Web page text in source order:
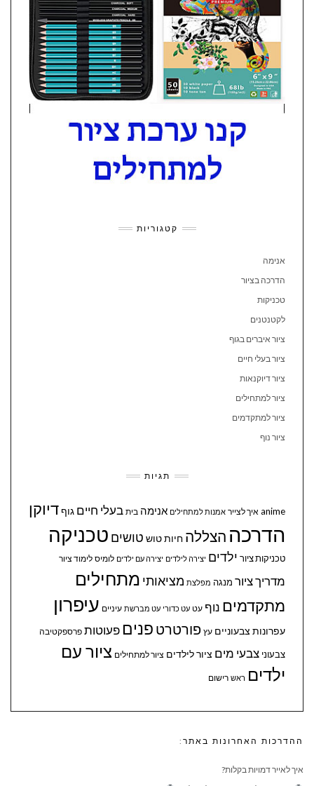
קטגוריות
אנימה
הדרכה בציור
טכניקות
לקטנטנים
ציור איברים בגוף
ציור בעלי חיים
ציור דיוקנאות
ציור למתחילים
ציור למתקדמים
ציור נוף
תגיות
anime איך לצייר אמנות למתחילים אנימה בית בעלי חיים גוףדיוקן
הדרכה הצללה חיותטוש טושים טכניקה
טכניקות ציור ילדים יצירה לילדים יצירה עם ילדים לומיס לימוד ציור
מדריך ציור מנגה מפלצת מציאותי מתחילים
מתקדמים נוף עט עט כדורי עט מברשת עיניים עיפרון
עפרונות צבעוניים עץ פורטרט פנים פעוטות פרספקטיבה
צבעוני צבעי מים ציור לילדים ציור למתחילים ציור עם
ילדים ראש רישום
ההדרכות האחרונות באתר:
איך לאייר דמויות בקלות?